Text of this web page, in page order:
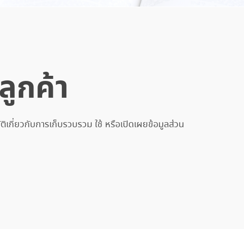
กค้า
ยวกับการเก็บรวบรวม ใช้ หรือเปิดเผยข้อมูลส่วน